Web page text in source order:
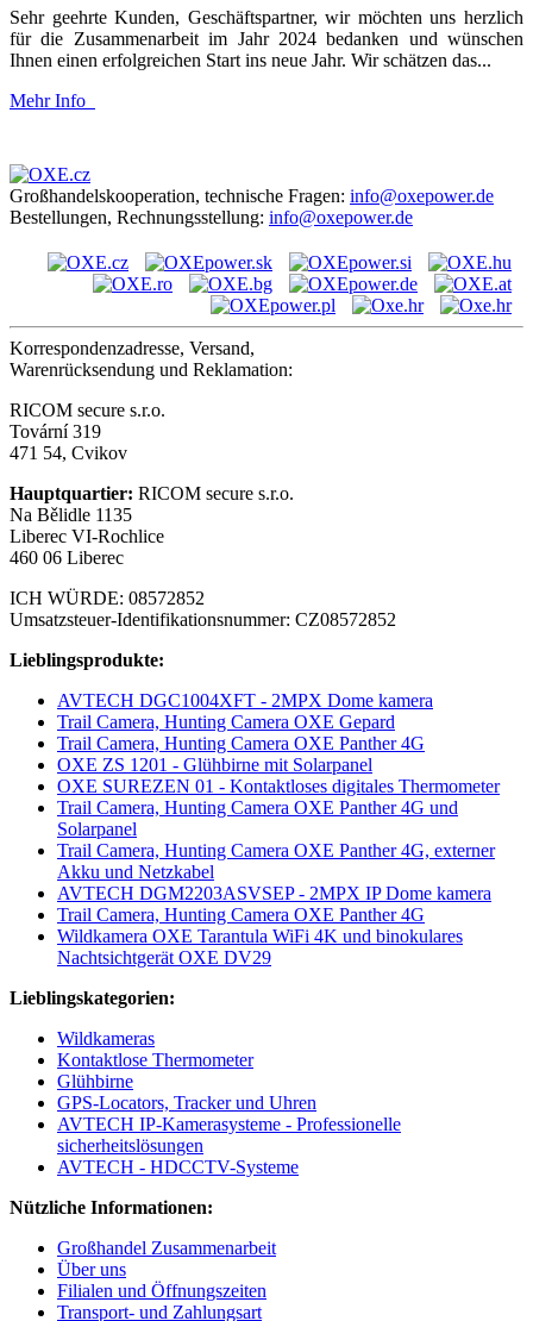
Sehr geehrte Kunden, Geschäftspartner, wir möchten uns herzlich
für die Zusammenarbeit im Jahr 2024 bedanken und wünschen
Ihnen einen erfolgreichen Start ins neue Jahr. Wir schätzen das...
Mehr Info
Großhandelskooperation, technische Fragen: info@oxepower.de
Bestellungen, Rechnungsstellung: info@oxepower.de
Korrespondenzadresse, Versand,
Warenrücksendung und Reklamation:
RICOM secure s.r.o.
Tovární 319
471 54, Cvikov
Hauptquartier: RICOM secure s.r.o.
Na Bělidle 1135
Liberec VI-Rochlice
460 06 Liberec
ICH WÜRDE: 08572852
Umsatzsteuer-Identifikationsnummer: CZ08572852
Lieblingsprodukte:
AVTECH DGC1004XFT - 2MPX Dome kamera
Trail Camera, Hunting Camera OXE Gepard
Trail Camera, Hunting Camera OXE Panther 4G
OXE ZS 1201 - Glühbirne mit Solarpanel
OXE SUREZEN 01 - Kontaktloses digitales Thermometer
Trail Camera, Hunting Camera OXE Panther 4G und
Solarpanel
Trail Camera, Hunting Camera OXE Panther 4G, externer
Akku und Netzkabel
AVTECH DGM2203ASVSEP - 2MPX IP Dome kamera
Trail Camera, Hunting Camera OXE Panther 4G
Wildkamera OXE Tarantula WiFi 4K und binokulares
Nachtsichtgerät OXE DV29
Lieblingskategorien:
Wildkameras
Kontaktlose Thermometer
Glühbirne
GPS-Locators, Tracker und Uhren
AVTECH IP-Kamerasysteme - Professionelle
sicherheitslösungen
AVTECH - HDCCTV-Systeme
Nützliche Informationen:
Großhandel Zusammenarbeit
Über uns
Filialen und Öffnungszeiten
Transport- und Zahlungsart